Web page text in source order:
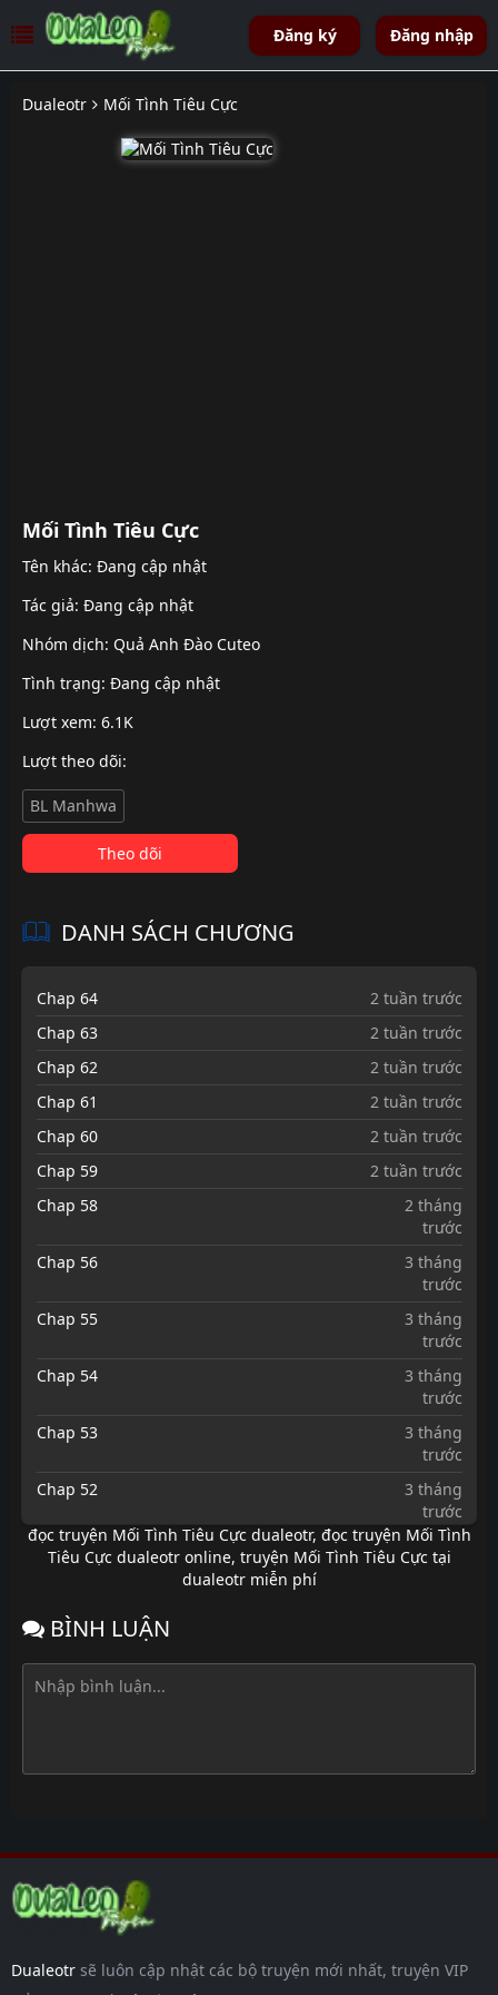
Đăng ký Đăng nhập
Dualeotr Mối Tình Tiêu Cực
Mối Tình Tiêu Cực
Tên khác: Đang cập nhật
Tác giả: Đang cập nhật
Nhóm dịch: Quả Anh Đào Cuteo
Tình trạng: Đang cập nhật
Lượt xem: 6.1K
Lượt theo dõi:
BL Manhwa
Theo dõi
DANH SÁCH CHƯƠNG
Chap 64
2 tuần trước
Chap 63
2 tuần trước
Chap 62
2 tuần trước
Chap 61
2 tuần trước
Chap 60
2 tuần trước
Chap 59
2 tuần trước
Chap 58
2 tháng
trước
Chap 56
3 tháng
trước
Chap 55
3 tháng
trước
Chap 54
3 tháng
trước
Chap 53
3 tháng
trước
Chap 52
3 tháng
trước
Chap 51
3 tháng
trước
Chap 49
3 tháng
Chap 47
3 tháng
trước
Chap 45
trước
đọc truyện Mối Tình Tiêu Cực dualeotr, đọc truyện Mối Tình
Tiêu Cực dualeotr online, truyện Mối Tình Tiêu Cực tại
dualeotr miễn phí
BÌNH LUẬN
Dualeotr sẽ luôn cập nhật các bộ truyện mới nhất, truyện VIP